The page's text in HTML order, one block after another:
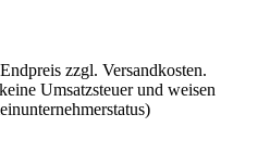
zzgl. Versandkosten.
Umsatzsteuer und weisen